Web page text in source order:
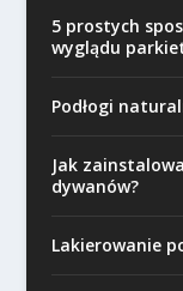
5 prostych
wyglądu
Podłogi
Jak
dywanów?
Lakierowanie